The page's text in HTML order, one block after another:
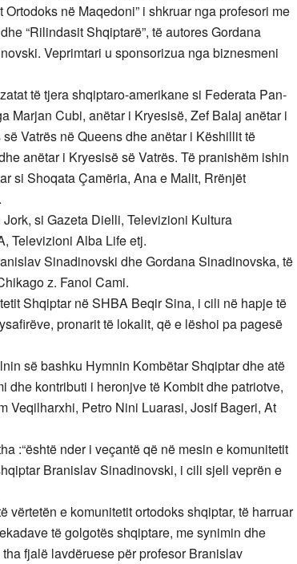
në Maqedoni” i shkruar nga profesori me
“Rilindasit Shqiptarë”, të autores Gordana
Veprimtari u sponsorizua nga biznesmeni
të tjera shqiptaro-amerikane si Federata Pan-
Marjan Cubi, anëtar i Kryesisë, Zef Balaj anëtar i
Vatrës në Queens dhe anëtar i Këshillit të
anëtar i Kryesisë së Vatrës. Të pranishëm ishin
si Shoqata Çamëria, Ana e Malit, Rrënjët
si Gazeta Dielli, Televizioni Kultura
Televizioni Alba Life etj.
Sinadinovski dhe Gordana Sinadinovska, të
z. Fanol Cami.
Shqiptar në SHBA Beqir Sina, i cili në hapje të
pronarit të lokalit, që e lëshoi pa pagesë
së bashku Hymnin Kombëtar Shqiptar dhe atë
dhe kontributi i heronjve të Kombit dhe patriotve,
Veqilharxhi, Petro Nini Luarasi, Josif Bageri, At
:“është nder i veçantë që në mesin e komunitetit
Branislav Sinadinovski, i cili sjell veprën e
e komunitetit ortodoks shqiptar, të harruar
të golgotës shqiptare, me synimin dhe
fjalë lavdëruese për profesor Branislav